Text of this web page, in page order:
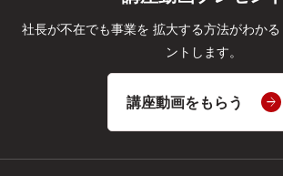
社長が不在でも事業を 拡大する方法がわかる
ントします。
講座動画をもらう